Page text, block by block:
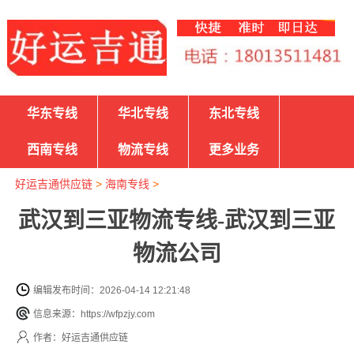
华东专线 华北专线 东北专线
西南专线 物流专线 更多业务
好运吉通供应链> 海南专线 >
武汉到三亚物流专线-武汉到三亚
物流公司
编辑发布时间：2026-04-14 12:21:48
信息来源：https://wfpzjy.com
作者：好运吉通供应链